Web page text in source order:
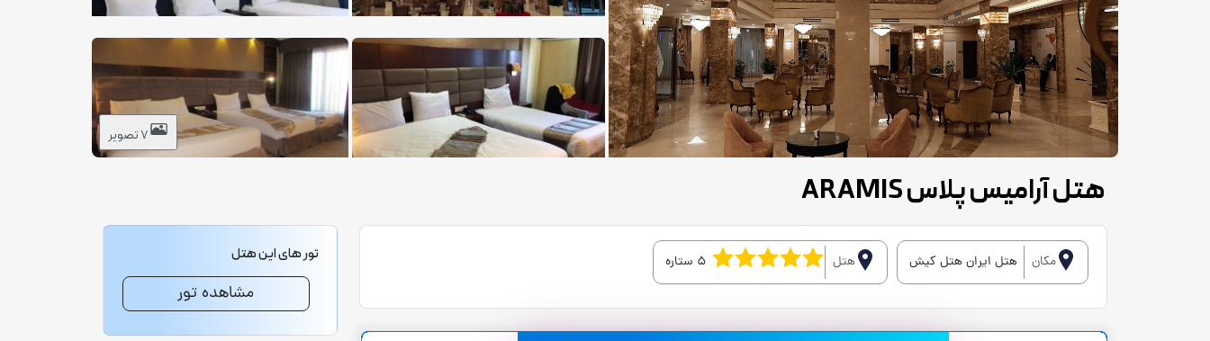
7 تصویر
هتل آرامیس پلاس ARAMIS
مکان هتل ایران هتل کیش هتل 5 ستاره تور های این هتل
مشاهده تور